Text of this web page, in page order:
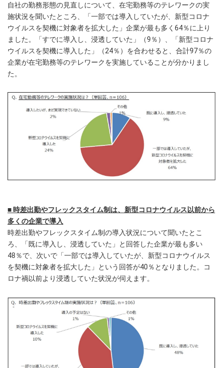
自社の勤務形態の見直しについて、在宅勤務等のテレワークの実
施状況を聞いたところ、「一部では導入していたが、新型コロナ
ウイルスを契機に対象者を拡大した」企業が最も多く64％に上り
ました。「すでに導入し、浸透していた」（9％）、「新型コロナ
ウイルスを契機に導入した」（24％）を合わせると、合計97％の
企業が在宅勤務等のテレワークを実施していることが分かりまし
た。
■ 時差出勤やフレックスタイム制は、新型コロナウイルス以前から
多くの企業で導入
時差出勤やフレックスタイム制の導入状況について聞いたとこ
ろ、「既に導入し、浸透していた」と回答した企業が最も多い
48％で、次いで「一部では導入していたが、新型コロナウイルス
を契機に対象者を拡大した」という回答が40％となりました。コ
ロナ禍以前より浸透していた状況が伺えます。